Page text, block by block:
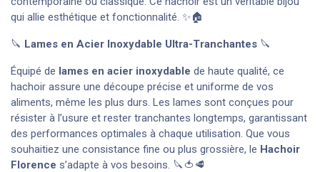
qui allie esthétique et fonctionnalité. ✨🏠
🔪 Lames en Acier Inoxydable Ultra-Tranchantes 🔪
Équipé de lames en acier inoxydable de haute qualité, ce
hachoir assure une découpe précise et uniforme de vos
aliments, même les plus durs. Les lames sont conçues pour
résister à l’usure et rester tranchantes longtemps, garantissant
des performances optimales à chaque utilisation. Que vous
souhaitiez une consistance fine ou plus grossière, le Hachoir
Florence s’adapte à vos besoins. 🔪🍅🥩